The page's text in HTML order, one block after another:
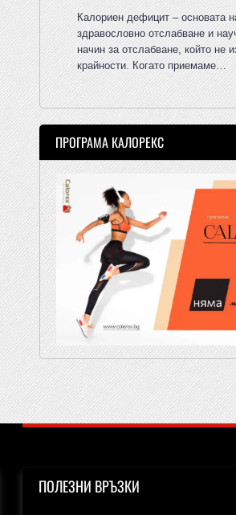
Калориен дефицит – основата
здравословно отслабване и
начин за отслабване, който не
крайности. Когато приемаме…
ПРОГРАМА КАЛОРЕКС
ПОЛЕЗНИ ВРЪЗКИ